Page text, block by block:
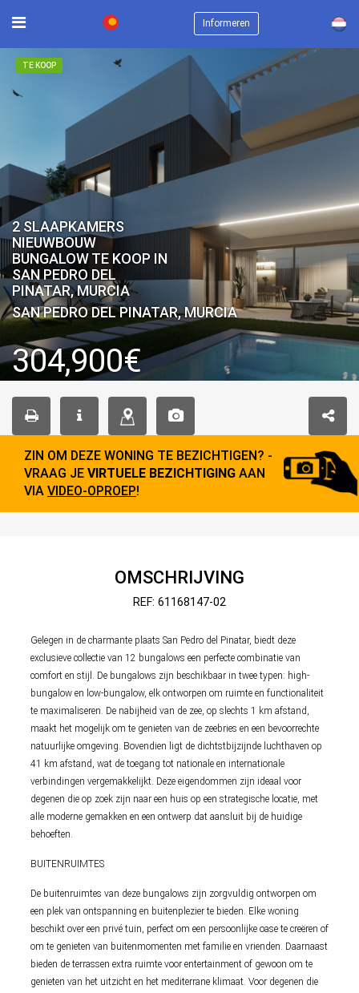
Informeren ×
TE KOOP
2 SLAAPKAMERS
NIEUWBOUW
BUNGALOW TE KOOP IN
SAN PEDRO DEL
PINATAR, MURCIA
SAN PEDRO DEL PINATAR, MURCIA
304,900€
ZIN OM DEZE WONING TE BEZICHTIGEN? -
VRAAG JE VIRTUELE BEZICHTIGING AAN
VIA VIDEO-OPROEP!
OMSCHRIJVING
REF: 61168147-02
Gelegen in de charmante plaats San Pedro del Pinatar, biedt deze
exclusieve collectie van 12 bungalows een perfecte combinatie van
comfort en stijl. De bungalows zijn beschikbaar in twee typen: high-
bungalow en low-bungalow, elk ontworpen om ruimte en functionaliteit
te maximaliseren. De nabijheid van de zee, op slechts 1 km afstand,
maakt het mogelijk om te genieten van de zeebries en een bevoorrechte
natuurlijke omgeving. Bovendien ligt de dichtstbijzijnde luchthaven op
41 km afstand, wat de toegang tot nationale en internationale
verbindingen vergemakkelijkt. Deze eigendommen zijn ideaal voor
degenen die op zoek zijn naar een huis op een strategische locatie, met
alle moderne gemakken en een ontwerp dat aansluit bij de huidige
behoeften.
BUITENRUIMTES
De buitenruimtes van deze bungalows zijn zorgvuldig ontworpen om
een plek van ontspanning en buitenplezier te bieden. Elke woning
beschikt over een privé tuin, perfect om een persoonlijke oase te creëren of
om te genieten van buitenmomenten met familie en vrienden. Daarnaast
bieden de terrassen extra ruimte voor entertainment of gewoon om te
genieten van het uitzicht en het mediterrane klimaat. Voor degenen die